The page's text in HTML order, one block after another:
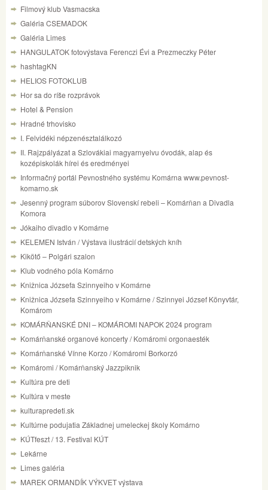
Filmový klub Vasmacska
Galéria CSEMADOK
Galéria Limes
HANGULATOK fotovýstava Ferenczi Évi a Prezmeczky Péter
hashtagKN
HELIOS FOTOKLUB
Hor sa do ríše rozprávok
Hotel & Pension
Hradné trhovisko
I. Felvidéki népzenésztalálkozó
II. Rajzpályázat a Szlovákiai magyarnyelvu óvodák, alap és
kozépiskolák hírei és eredményei
Informačný portál Pevnostného systému Komárna www.pevnost-
komarno.sk
Jesenný program súborov Slovenskí rebeli – Komárňan a Divadla
Komora
Jókaiho divadlo v Komárne
KELEMEN István / Výstava ilustrácií detských kníh
Kikötő – Polgári szalon
Klub vodného póla Komárno
Knižnica Józsefa Szinnyeiho v Komárne
Knižnica Józsefa Szinnyeiho v Komárne / Szinnyei József Könyvtár,
Komárom
KOMÁRŇANSKÉ DNI – KOMÁROMI NAPOK 2024 program
Komárňanské organové koncerty / Komáromi orgonaesték
Komárňanské Vínne Korzo / Komáromi Borkorzó
Komáromi / Komárňanský Jazzpiknik
Kultúra pre deti
Kultúra v meste
kulturapredeti.sk
Kultúrne podujatia Základnej umeleckej školy Komárno
KÚTfeszt / 13. Festival KÚT
Lekárne
Limes galéria
MAREK ORMANDÍK VÝKVET výstava